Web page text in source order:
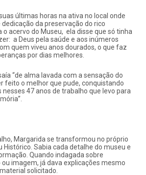
últimas horas na ativa no local onde
da preservação do rico
acervo do Museu, ela disse que só tinha
a Deus pela saúde e aos inúmeros
quem viveu anos dourados, o que faz
por dias melhores.
“de alma lavada com a sensação do
feito o melhor que pude, conquistando
47 anos de trabalho que levo para
Margarida se transformou no próprio
Histórico. Sabia cada detalhe do museu e
Quando indagada sobre
imagem, já dava explicações mesmo
solicitado.